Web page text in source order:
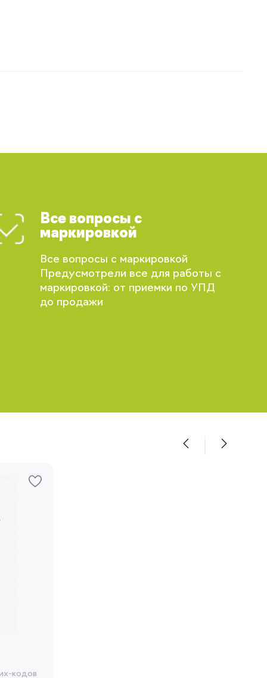
Все вопросы с
маркировкой
Все вопросы с маркировкой
Предусмотрели все для работы с
маркировкой: от приемки по УПД
до продажи
кодов